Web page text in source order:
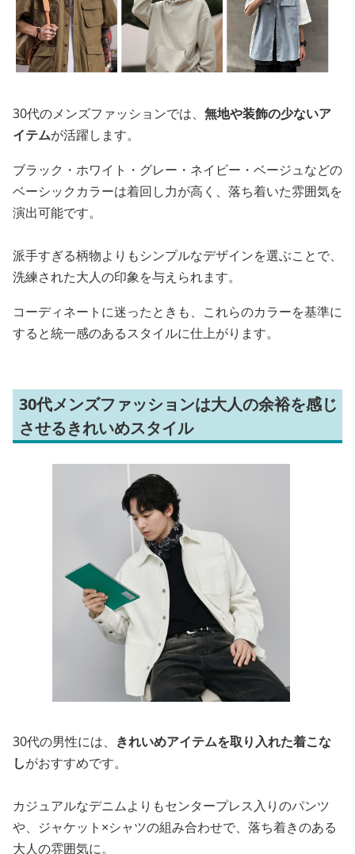
30代のメンズファッションでは、 無地や装飾の少ないア
イテムが活躍します。
ブラック・ホワイト・グレー・ネイビー・ベージュなどの
ベーシックカラーは着回し力が高く、落ち着いた雰囲気を
演出可能です。
派手すぎる柄物よりもシンプルなデザインを選ぶことで、
洗練された大人の印象を与えられます。
コーディネートに迷ったときも、これらのカラーを基準に
すると統一感のあるスタイルに仕上がります。
30代メンズファッションは大人の余裕を感じ
させるきれいめスタイル
30代の男性には、 きれいめアイテムを取り入れた着こな
しがおすすめです。
カジュアルなデニムよりもセンタープレス入りのパンツ
や、ジャケット×シャツの組み合わせで、落ち着きのある
大人の雰囲気に。